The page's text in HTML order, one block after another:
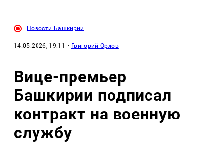
Новости Башкирии
14.05.2026, 19:11 · Григорий Орлов
Вице-премьер
Башкирии подписал
контракт на военную
службу